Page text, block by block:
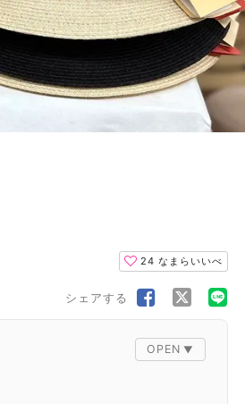
24 なまらいいべ
シェアする